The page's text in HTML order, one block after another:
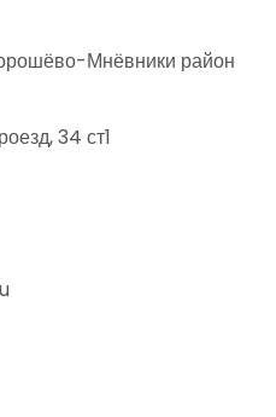
Мнёвники район
34 ст1